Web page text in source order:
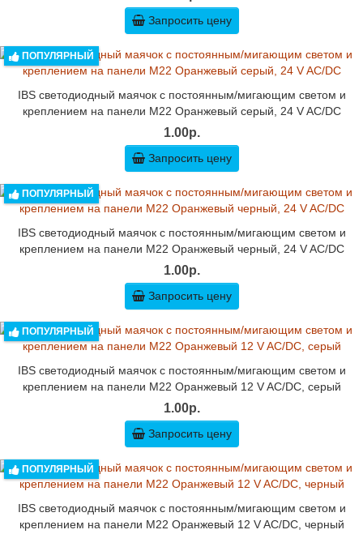
Запросить цену
ПОПУЛЯРНЫЙ
IBS светодиодный маячок с постоянным/мигающим светом и
креплением на панели M22 Оранжевый серый, 24 V AC/DC
1.00р.
Запросить цену
ПОПУЛЯРНЫЙ
IBS светодиодный маячок с постоянным/мигающим светом и
креплением на панели M22 Оранжевый черный, 24 V AC/DC
1.00р.
Запросить цену
ПОПУЛЯРНЫЙ
IBS светодиодный маячок с постоянным/мигающим светом и
креплением на панели M22 Оранжевый 12 V AC/DC, серый
1.00р.
Запросить цену
ПОПУЛЯРНЫЙ
IBS светодиодный маячок с постоянным/мигающим светом и
креплением на панели M22 Оранжевый 12 V AC/DC, черный